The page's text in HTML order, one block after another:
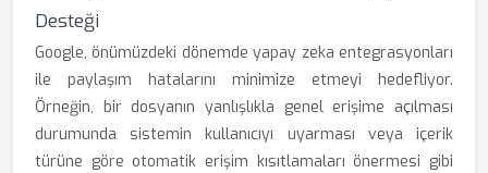
Desteği
Google, önümüzdeki dönemde yapay zeka entegrasyonları
ile paylaşım hatalarını minimize etmeyi hedefliyor.
Örneğin, bir dosyanın yanlışlıkla genel erişime açılması
durumunda sistemin kullanıcıyı uyarması veya içerik
türüne göre otomatik erişim kısıtlamaları önermesi gibi